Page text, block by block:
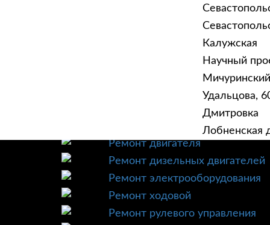
Калужская
Научный
Мичуринский
Удальцова,
Дмитровка
Лобненская
Техническое обслуживание
Ремонт трансмиссии
Ремонт двигателя
Ремонт дизельных двигателей
Ремонт электрооборудования
Ремонт ходовой
Ремонт рулевого управления